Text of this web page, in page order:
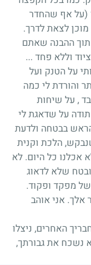
(על אף שהחדר
מוכן לצאת לדרך.
ההבנה שאתם
וללא פחד ...
על הטנק ועל
והורדת לי כמה
, על שיחות
על שדאגת לי
בבטחה ולדעת
הלכת וקנית
אכלנו כל היום. לא
שלא לדאוג
מפקד ופקוד.
אלך. אני אוהב
האחרים, ניצלו
נשכח את גבורתך,